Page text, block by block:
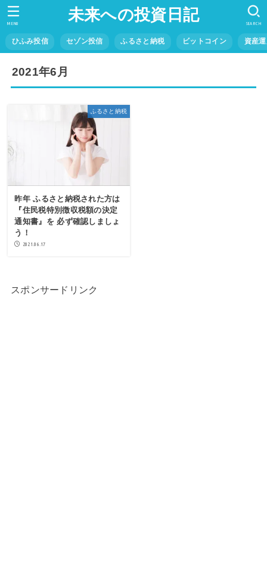
未来への投資日記
ひふみ投信 セゾン投信 ふるさと納税 ビットコイン 資産
SEARCH
MENU
2021年6月
ふるさと納税
昨年 ふるさと納税された方は
『住民税特別徴収税額の決定
通知書』を 必ず確認しましょ
う！
2021.06.17
スポンサードリンク